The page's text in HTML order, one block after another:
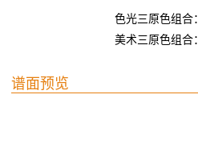
色光三原色组合：
美术三原色组合：
谱面预览